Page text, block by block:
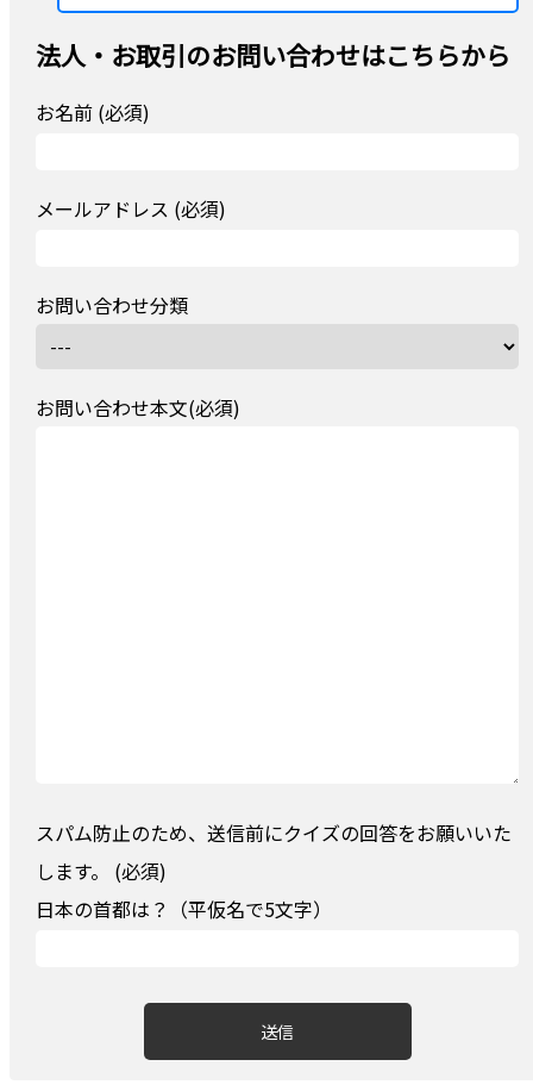
法人・お取引のお問い合わせはこちらから
お名前 (必須)
メールアドレス (必須)
お問い合わせ分類
お問い合わせ本文(必須)
スパム防止のため、送信前にクイズの回答をお願いいた
します。 (必須)
日本の首都は？（平仮名で5文字）